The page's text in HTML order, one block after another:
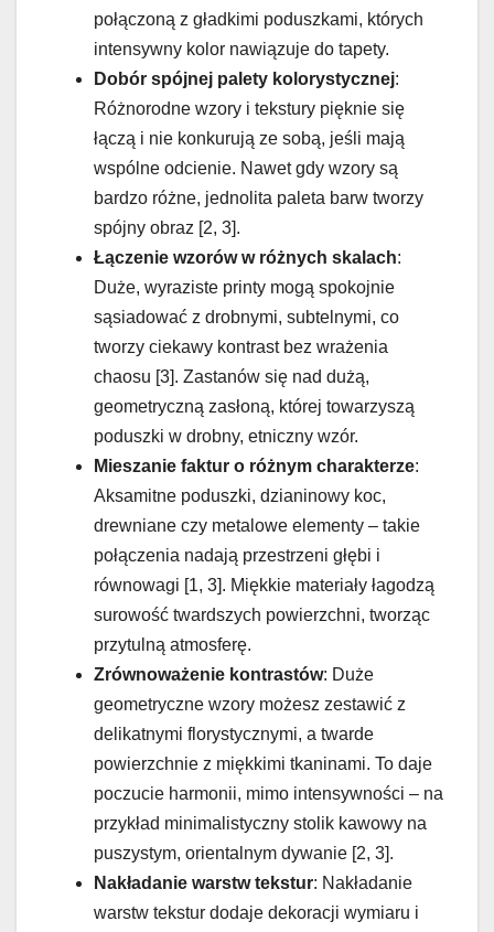
połączoną z gładkimi poduszkami, których
intensywny kolor nawiązuje do tapety.
Dobór spójnej palety kolorystycznej:
Różnorodne wzory i tekstury pięknie się
łączą i nie konkurują ze sobą, jeśli mają
wspólne odcienie. Nawet gdy wzory są
bardzo różne, jednolita paleta barw tworzy
spójny obraz [2, 3].
Łączenie wzorów w różnych skalach:
Duże, wyraziste printy mogą spokojnie
sąsiadować z drobnymi, subtelnymi, co
tworzy ciekawy kontrast bez wrażenia
chaosu [3]. Zastanów się nad dużą,
geometryczną zasłoną, której towarzyszą
poduszki w drobny, etniczny wzór.
Mieszanie faktur o różnym charakterze:
Aksamitne poduszki, dzianinowy koc,
drewniane czy metalowe elementy – takie
połączenia nadają przestrzeni głębi i
równowagi [1, 3]. Miękkie materiały łagodzą
surowość twardszych powierzchni, tworząc
przytulną atmosferę.
Zrównoważenie kontrastów: Duże
geometryczne wzory możesz zestawić z
delikatnymi florystycznymi, a twarde
powierzchnie z miękkimi tkaninami. To daje
poczucie harmonii, mimo intensywności – na
przykład minimalistyczny stolik kawowy na
puszystym, orientalnym dywanie [2, 3].
Nakładanie warstw tekstur: Nakładanie
warstw tekstur dodaje dekoracji wymiaru i